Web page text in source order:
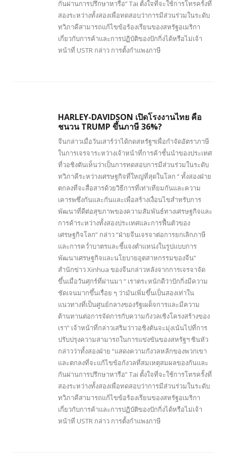
กันผ่านการปรึกษาหารือ” Tai ตั้งใจที่จะใช้การโทรครั้งที่
สองระหว่างทั้งสองเพื่อทดสอบว่าการมีส่วนร่วมในระดับ
ทวิภาคีสามารถแก้ไขข้อร้องเรียนของสหรัฐอเมริกา
เกี่ยวกับการค้าและการปฏิบัติของปักกิ่งได้หรือไม่เจ้า
หน้าที่ USTR กล่าว การตั้งกำแพงภาษี
HARLEY-DAVIDSON เปิดโรงงานไทย คือ
ชนวน TRUMP ขึ้นภาษี 36%?
จีนกล่าวเมื่อวันเสาร์ว่าได้กดสหรัฐฯเพื่อกำจัดอัตราภาษี
ในการเจรจาระหว่างเจ้าหน้าที่การค้าชั้นนำของประเทศ
ที่วอชิงตันเห็นว่าเป็นการทดสอบการมีส่วนร่วมในระดับ
ทวิภาคีระหว่างเศรษฐกิจที่ใหญ่ที่สุดในโลก “ ทั้งสองฝ่าย
ตกลงที่จะสื่อสารด้วยวิธีการที่เท่าเทียมกันและความ
เคารพซึ่งกันและกันและเพื่อสร้างเงื่อนไขสำหรับการ
พัฒนาที่ดีต่อสุขภาพของความสัมพันธ์ทางเศรษฐกิจและ
การค้าระหว่างทั้งสองประเทศและการฟื้นตัวของ
เศรษฐกิจโลก” กล่าว “ฝ่ายจีนเจรจาต่อการยกเลิกภาษี
และการคว่ำบาตรและชี้แจงตำแหน่งในรูปแบบการ
พัฒนาเศรษฐกิจและนโยบายอุตสาหกรรมของจีน”
สำนักข่าว Xinhua ของจีนกล่าวหลังจากการเจรจาจัด
ขึ้นเมื่อวันศุกร์ที่ผ่านมา “ เราตระหนักดีว่าปักกิ่งมีความ
ชัดเจนมากขึ้นเรื่อย ๆ ว่ามันเพิ่มขึ้นเป็นสองเท่าใน
แนวทางที่เป็นศูนย์กลางของรัฐเผด็จการและมีความ
ต้านทานต่อการจัดการกับความกังวลเชิงโครงสร้างของ
เรา” เจ้าหน้าที่กล่าวเสริมว่าวอชิงตันจะมุ่งเน้นไปที่การ
ปรับปรุงความสามารถในการแข่งขันของสหรัฐฯ ซินหัว
กล่าวว่าทั้งสองฝ่าย “แสดงความกังวลหลักของพวกเขา
และตกลงที่จะแก้ไขข้อกังวลที่สมเหตุสมผลของกันและ
กันผ่านการปรึกษาหารือ” Tai ตั้งใจที่จะใช้การโทรครั้งที่
สองระหว่างทั้งสองเพื่อทดสอบว่าการมีส่วนร่วมในระดับ
ทวิภาคีสามารถแก้ไขข้อร้องเรียนของสหรัฐอเมริกา
เกี่ยวกับการค้าและการปฏิบัติของปักกิ่งได้หรือไม่เจ้า
หน้าที่ USTR กล่าว การตั้งกำแพงภาษี